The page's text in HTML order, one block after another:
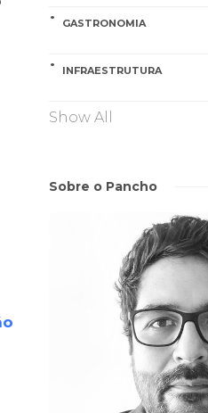
GASTRONOMIA
INFRAESTRUTURA
Show All
Sobre o Pancho